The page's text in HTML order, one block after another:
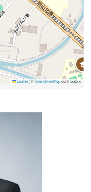
3房
5房以上
Leaflet|©OpenStreetMapcontributors